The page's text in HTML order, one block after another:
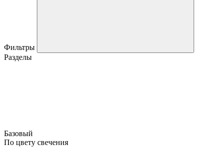
Фильтры
Разделы
Базовый
По цвету свечения